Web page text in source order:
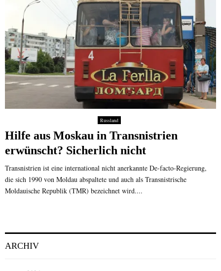
Russland
Hilfe aus Moskau in Transnistrien
erwünscht? Sicherlich nicht
Transnistrien ist eine international nicht anerkannte De-facto-Regierung,
die sich 1990 von Moldau abspaltete und auch als Transnistrische
Moldauische Republik (TMR) bezeichnet wird....
ARCHIV